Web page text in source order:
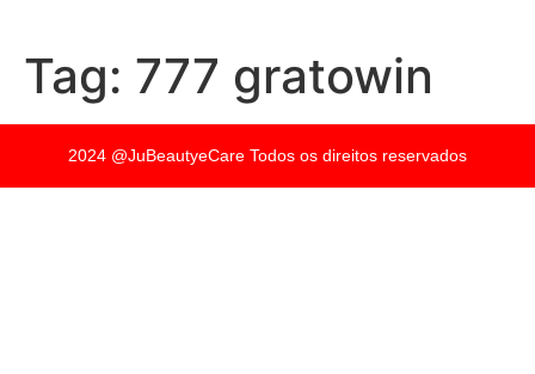
Tag: 777 gratowin
2024 @JuBeautyeCare Todos os direitos reservados